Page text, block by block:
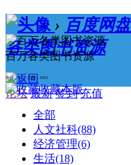
› 百度网
各类图书资源
论坛 最新 签到 充值
百万各类图书资源
今日：0 / 主题：1955
收藏本版
全部
人文社科(88)
经济管理(6)
生活(18)